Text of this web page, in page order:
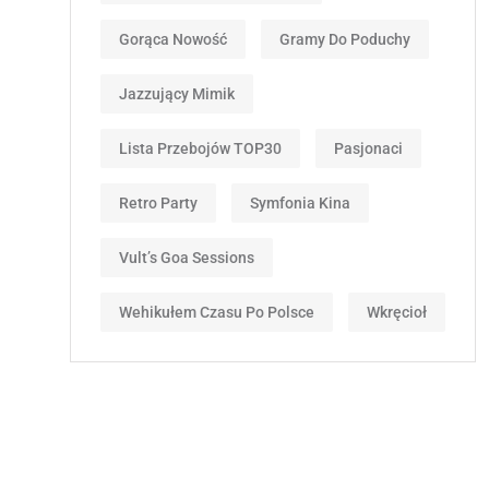
Gorąca Nowość Gramy Do Poduchy
Jazzujący Mimik
Lista Przebojów TOP30 Pasjonaci
Retro Party Symfonia Kina
Vult’s Goa Sessions
Wehikułem Czasu Po Polsce Wkręcioł